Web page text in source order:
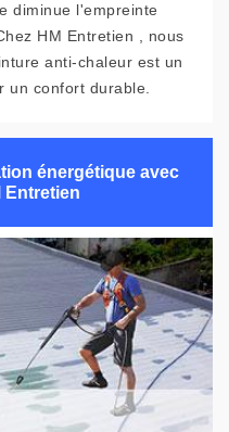
diminue l'empreinte
HM Entretien , nous
anti-chaleur est un
un confort durable.
énergétique avec
Entretien